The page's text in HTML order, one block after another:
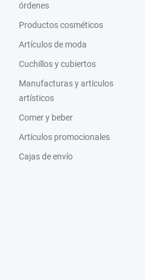
órdenes
Productos cosméticos
Artículos de moda
Cuchillos y cubiertos
Manufacturas y artículos
artísticos
Comer y beber
Artículos promocionales
Cajas de envío